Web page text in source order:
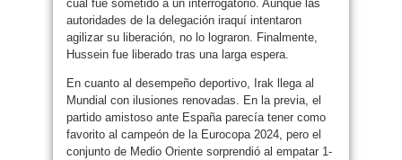
cual fue sometido a un interrogatorio. Aunque las
autoridades de la delegación iraquí intentaron
agilizar su liberación, no lo lograron. Finalmente,
Hussein fue liberado tras una larga espera.
En cuanto al desempeño deportivo, Irak llega al
Mundial con ilusiones renovadas. En la previa, el
partido amistoso ante España parecía tener como
favorito al campeón de la Eurocopa 2024, pero el
conjunto de Medio Oriente sorprendió al empatar 1-